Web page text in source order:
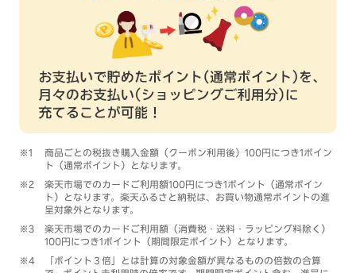
商品ごとの税抜き購入金額（クーポン利用後）100円につき1ポイン
ト（通常ポイント）となります。
楽天市場でのカードご利用額100円につき1ポイント（通常ポイン
ト）となります。楽天ふるさと納税は、お買い物通常ポイントの進
呈対象外となります。
楽天市場でのカードご利用額（消費税・送料・ラッピング料除く）
100円につき1ポイント（期間限定ポイント）となります。
「ポイント３倍」とは計算の対象金額が異なるものの倍数の合算